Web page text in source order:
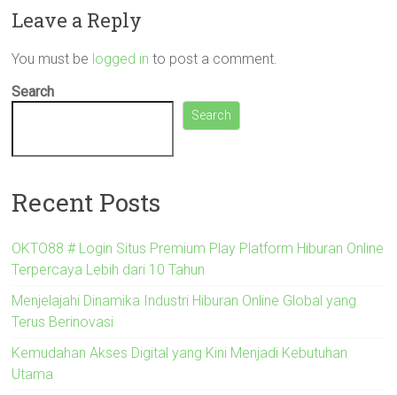
Leave a Reply
You must be logged in to post a comment.
Search
Search
Recent Posts
OKTO88 # Login Situs Premium Play Platform Hiburan Online
Terpercaya Lebih dari 10 Tahun
Menjelajahi Dinamika Industri Hiburan Online Global yang
Terus Berinovasi
Kemudahan Akses Digital yang Kini Menjadi Kebutuhan
Utama